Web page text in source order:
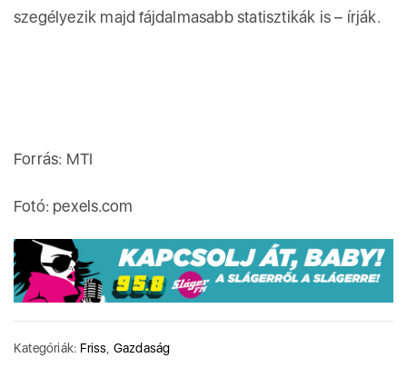
szegélyezik majd fájdalmasabb statisztikák is – írják.
Forrás: MTI
Fotó: pexels.com
Kategóriák: Friss Gazdaság